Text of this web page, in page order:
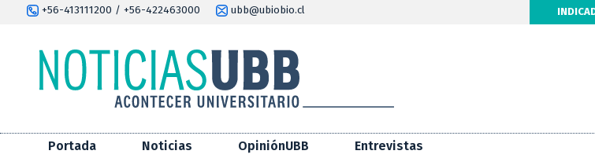
+56-413111200 / +56-422463000 ubb@ubiobio.cl
Portada Noticias OpiniónUBB Entrevistas